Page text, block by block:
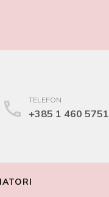
TELEFON
+385 1 460 5751